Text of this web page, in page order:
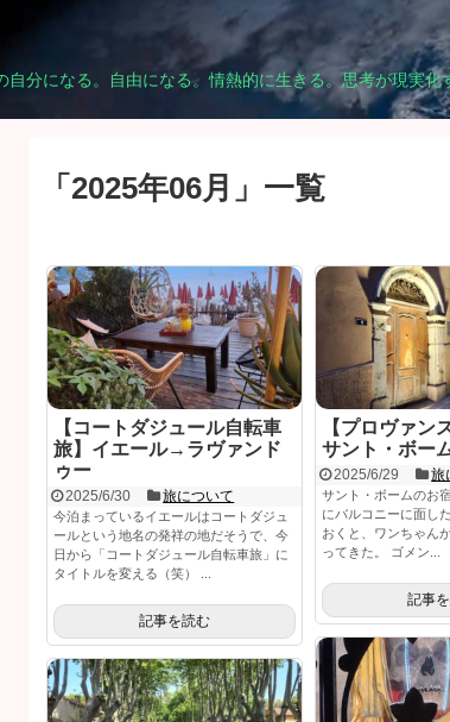
自分になる。自由になる。情熱的に生きる。思考が現
「 2025年06月 」 一覧
【コートダジュール自転車
旅】イエール→ラヴァンド
ゥー
2025/6/30 旅について
今泊まっているイエールはコートダジュ
ールという地名の発祥の地だそうで、今
日から「コートダジュール自転車旅」に
タイトルを変える（笑） ...
記事を読む
【プロヴァン
サント・ボー
2025/6/29 旅
サント・ボームのお
にバルコニーに面し
おくと、ワンちゃん
ってきた。 ゴメン...
記事